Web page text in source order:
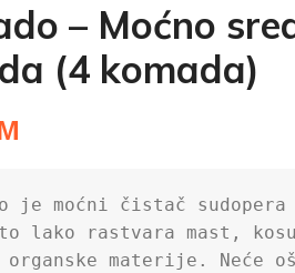
– Moćno
(4 komada)
je moćni čistač
lako rastvara mast,
materije. Neće